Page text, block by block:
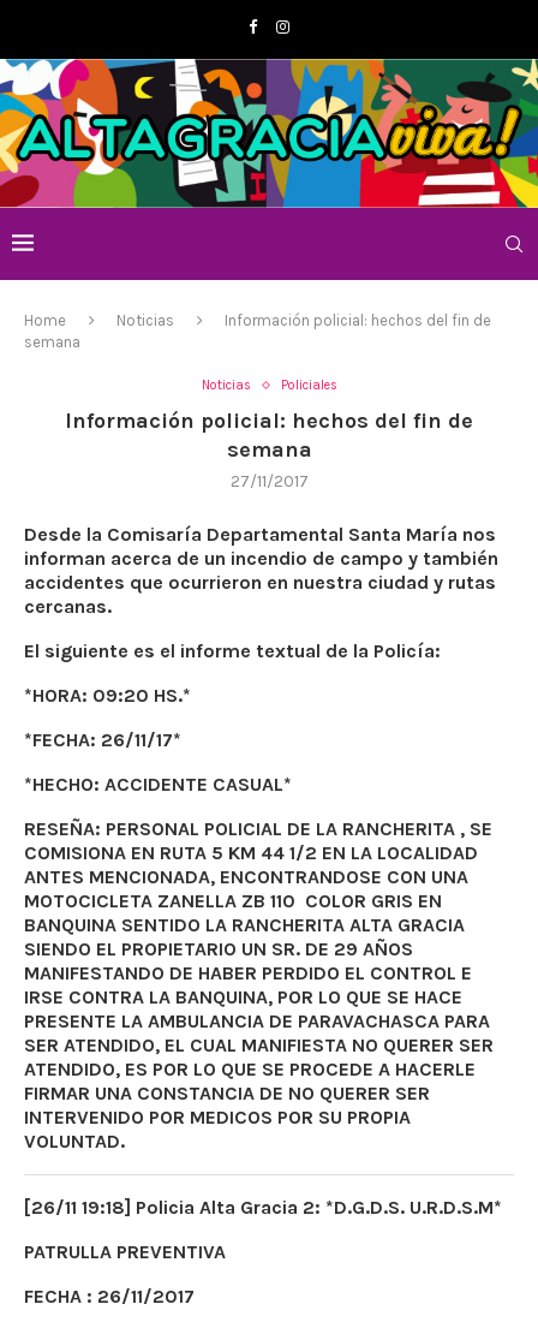
Home Noticias
Información policial: hechos del fin de
semana
Noticias Policiales
Información policial: hechos del fin de
semana
27/11/2017
Desde la Comisaría Departamental Santa María nos
informan acerca de un incendio de campo y también
accidentes que ocurrieron en nuestra ciudad y rutas
cercanas.
El siguiente es el informe textual de la Policía:
*HORA: 09:20 HS.*
*FECHA: 26/11/17*
*HECHO: ACCIDENTE CASUAL*
RESEÑA: PERSONAL POLICIAL DE LA RANCHERITA , SE
COMISIONA EN RUTA 5 KM 44 1/2 EN LA LOCALIDAD
ANTES MENCIONADA, ENCONTRANDOSE CON UNA
MOTOCICLETA ZANELLA ZB 110 COLOR GRIS EN
BANQUINA SENTIDO LA RANCHERITA ALTA GRACIA
SIENDO EL PROPIETARIO UN SR. DE 29 AÑOS
MANIFESTANDO DE HABER PERDIDO EL CONTROL E
IRSE CONTRA LA BANQUINA, POR LO QUE SE HACE
PRESENTE LA AMBULANCIA DE PARAVACHASCA PARA
SER ATENDIDO, EL CUAL MANIFIESTA NO QUERER SER
ATENDIDO, ES POR LO QUE SE PROCEDE A HACERLE
FIRMAR UNA CONSTANCIA DE NO QUERER SER
INTERVENIDO POR MEDICOS POR SU PROPIA
VOLUNTAD.
[26/11 19:18] Policia Alta Gracia 2: *D.G.D.S. U.R.D.S.M*
PATRULLA PREVENTIVA
FECHA : 26/11/2017